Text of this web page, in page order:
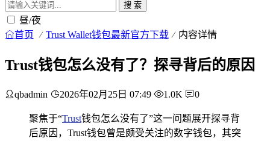
搜 索
昼/夜
首页 Trust Wallet钱包最新官方下载 内容详情
Trust钱包怎么没有了？探寻背后的原因
qbadmin 2026年02月25日 07:49 1.0K 0
聚焦于“Trust钱包怎么没有了”这一问题展开探寻背
后原因，Trust钱包曾是颇受关注的数字钱包，其突